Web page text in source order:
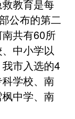
教育是每
公布的第二
共有60所
中小学以
市入选的4
学校、南
中学、南